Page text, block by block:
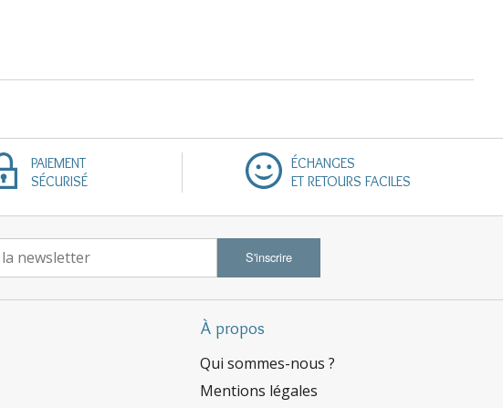
PAIEMENT
SÉCURISÉ
ÉCHANGES
ET RETOURS FACILES
S'inscrire
À propos
Qui sommes-nous ?
Mentions légales